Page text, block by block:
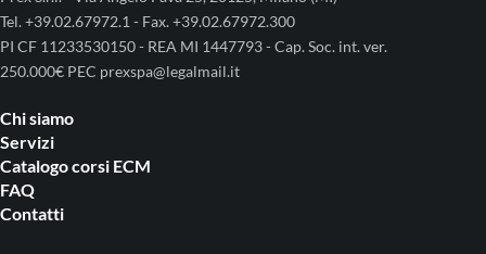
Tel. +39.02.67972.1 - Fax. +39.02.67972.300
PI CF 11233530150 - REA MI 1447793 - Cap. Soc. int. ver.
250.000€ PEC prexspa@legalmail.it
Chi siamo
Servizi
Catalogo corsi ECM
FAQ
Contatti